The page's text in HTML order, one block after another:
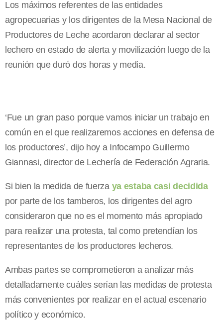
Los máximos referentes de las entidades
agropecuarias y los dirigentes de la MesaNacional de
Productores de Leche acordaron declarar al sector
lechero en estado de alerta y movilización luego de la
reunión que duró dos horas y media.
‘Fue un gran paso porque vamos iniciar un trabajo en
común en el que realizaremos acciones en defensa de
los productores’, dijo hoy a Infocampo Guillermo
Giannasi, director de Lechería de Federación Agraria.
Si bien la medida de fuerza ya estaba casi decidida
por parte de los tamberos, los dirigentes del agro
consideraron que no es el momento más apropiado
para realizar una protesta, tal como pretendían los
representantes de los productores lecheros.
Ambas partes se comprometieron a analizar más
detalladamente cuáles serían las medidas de protesta
más convenientes por realizar en el actual escenario
político y económico.